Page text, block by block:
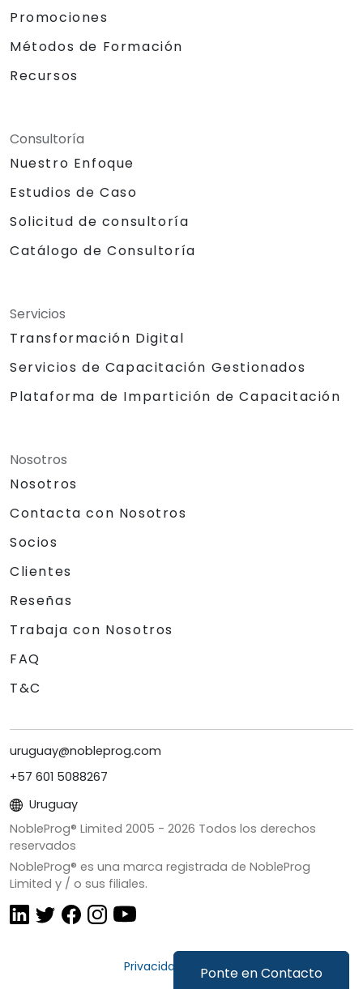
Ponte en Contacto
Promociones
Métodos de Formación
Recursos
Consultoría
Nuestro Enfoque
Estudios de Caso
Solicitud de consultoría
Catálogo de Consultoría
Servicios
Transformación Digital
Servicios de Capacitación Gestionados
Plataforma de Impartición de Capacitación
Nosotros
Nosotros
Contacta con Nosotros
Socios
Clientes
Reseñas
Trabaja con Nosotros
FAQ
T&C
uruguay@nobleprog.com
+57 601 5088267
Uruguay
NobleProg® Limited 2005 - 2026 Todos los derechos
reservados
NobleProg® es una marca registrada de NobleProg
Limited y / o sus filiales.
Privacidad y Cookies